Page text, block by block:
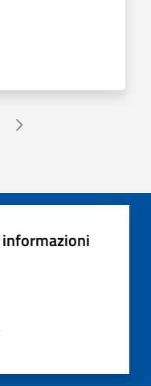
Successiva »
informazioni